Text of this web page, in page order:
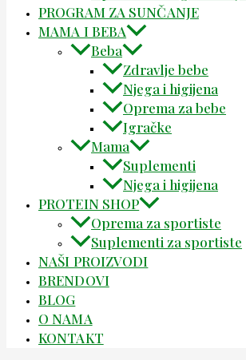
PROGRAM ZA SUNČANJE
MAMA I BEBA
Beba
Zdravlje bebe
Njega i higijena
Oprema za bebe
Igračke
Mama
Suplementi
Njega i higijena
PROTEIN SHOP
Oprema za sportiste
Suplementi za sportiste
NAŠI PROIZVODI
BRENDOVI
BLOG
O NAMA
KONTAKT